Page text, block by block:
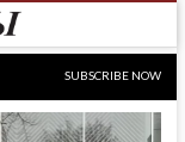
SUBSCRIBE NOW